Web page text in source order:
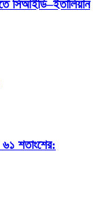
সিআইডি–ইতালিয়ান
শতাংশের: